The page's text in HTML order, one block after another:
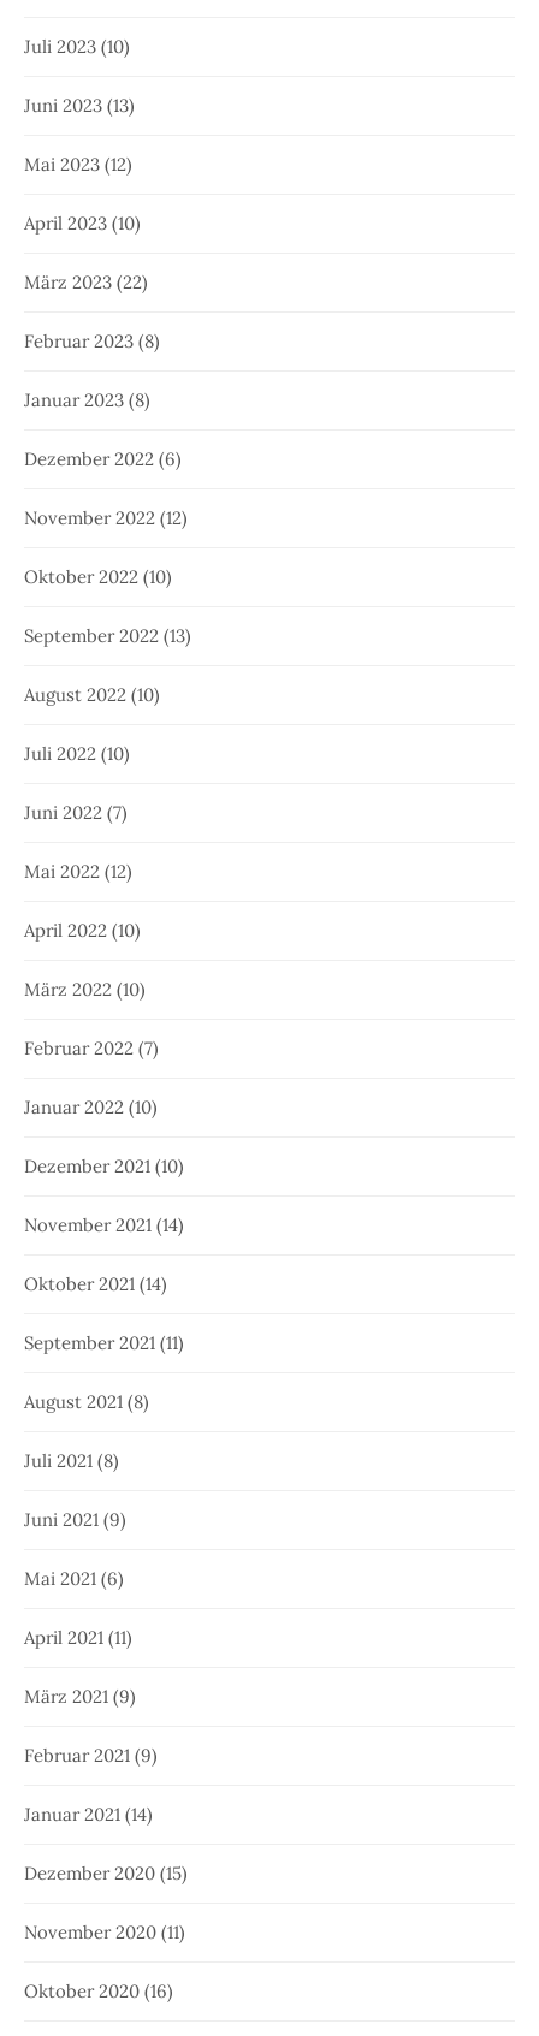
Juli 2023 (10)
Juni 2023 (13)
Mai 2023 (12)
April 2023 (10)
März 2023 (22)
Februar 2023 (8)
Januar 2023 (8)
Dezember 2022 (6)
November 2022 (12)
Oktober 2022 (10)
September 2022 (13)
August 2022 (10)
Juli 2022 (10)
Juni 2022 (7)
Mai 2022 (12)
April 2022 (10)
März 2022 (10)
Februar 2022 (7)
Januar 2022 (10)
Dezember 2021 (10)
November 2021 (14)
Oktober 2021 (14)
September 2021 (11)
August 2021 (8)
Juli 2021 (8)
Juni 2021 (9)
Mai 2021 (6)
April 2021 (11)
März 2021 (9)
Februar 2021 (9)
Januar 2021 (14)
Dezember 2020 (15)
November 2020 (11)
Oktober 2020 (16)